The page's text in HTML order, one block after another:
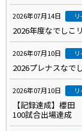
2026年07月14日
2026年度なでし
2026年07月10日
2026プレナスなで
2026年07月10日
【記録達成】櫻
100試合出場達成